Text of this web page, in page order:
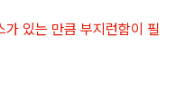
있는 만큼 부지런함이 필